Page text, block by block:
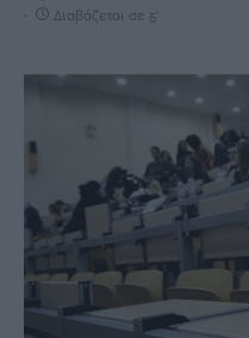
Διαβάζεται σε 5'